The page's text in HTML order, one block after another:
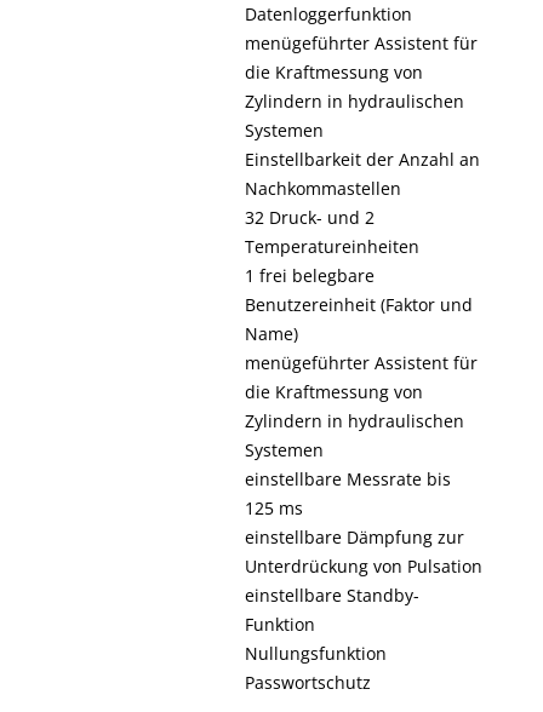
Datenloggerfunktion
menügeführter Assistent für
die Kraftmessung von
Zylindern in hydraulischen
Systemen
Einstellbarkeit der Anzahl an
Nachkommastellen
32 Druck- und 2
Temperatureinheiten
1 frei belegbare
Benutzereinheit (Faktor und
Name)
menügeführter Assistent für
die Kraftmessung von
Zylindern in hydraulischen
Systemen
einstellbare Messrate bis
125 ms
einstellbare Dämpfung zur
Unterdrückung von Pulsation
einstellbare Standby-
Funktion
Nullungsfunktion
Passwortschutz